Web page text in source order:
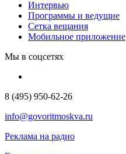
Интервью
Программы и ведущие
Сетка вещания
Мобильное приложение
Мы в соцсетях
8 (495) 950-62-26
info@govoritmoskva.ru
Реклама на радио